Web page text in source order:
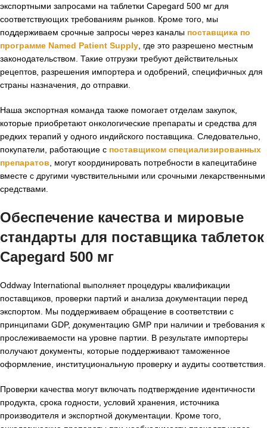
экспортными запросами на таблетки Capegard 500 мг для
соответствующих требованиям рынков. Кроме того, мы
поддерживаем срочные запросы через каналы поставщика по
программе Named Patient Supply , где это разрешено местным
законодательством. Такие отгрузки требуют действительных
рецептов, разрешения импортера и одобрений, специфичных для
страны назначения, до отправки.
Наша экспортная команда также помогает отделам закупок,
которые приобретают онкологические препараты и средства для
редких терапий у одного индийского поставщика. Следовательно,
покупатели, работающие с поставщиком специализированных
препаратов , могут координировать потребности в капецитабине
вместе с другими чувствительными или срочными лекарственными
средствами.
Обеспечение качества и мировые
стандарты для поставщика таблеток
Capegard 500 мг
Oddway International выполняет процедуры квалификации
поставщиков, проверки партий и анализа документации перед
экспортом. Мы поддерживаем обращение в соответствии с
принципами GDP, документацию GMP при наличии и требования к
прослеживаемости на уровне партии. В результате импортеры
получают документы, которые поддерживают таможенное
оформление, институциональную проверку и аудиты соответствия.
Проверки качества могут включать подтверждение идентичности
продукта, срока годности, условий хранения, источника
производителя и экспортной документации. Кроме того,